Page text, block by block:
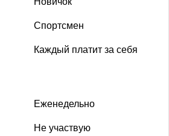
Спортсмен
Каждый платит за себя
Еженедельно
Не участвую